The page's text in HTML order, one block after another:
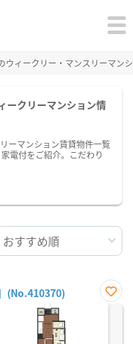
ウィークリー・マンスリーマン
ークリーマンション情
ーマンション賃貸物件一覧
電付をご紹介。こだわり
(No.410370)
お気